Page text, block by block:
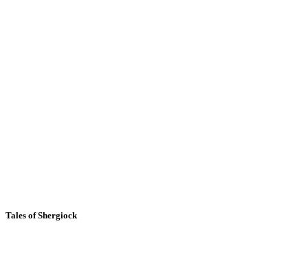
Tales of Shergiock